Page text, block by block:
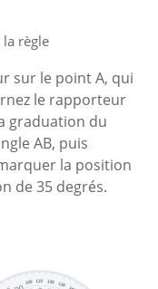
règle
sur le point A, qui
le rapporteur
graduation du
AB, puis
la position
de 35 degrés.